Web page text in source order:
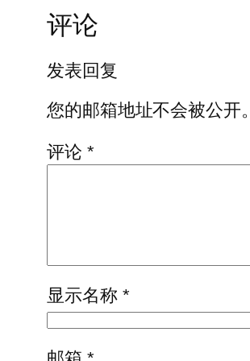
评论
发表回复
您的邮箱地址不会被公开。
评论 *
显示名称 *